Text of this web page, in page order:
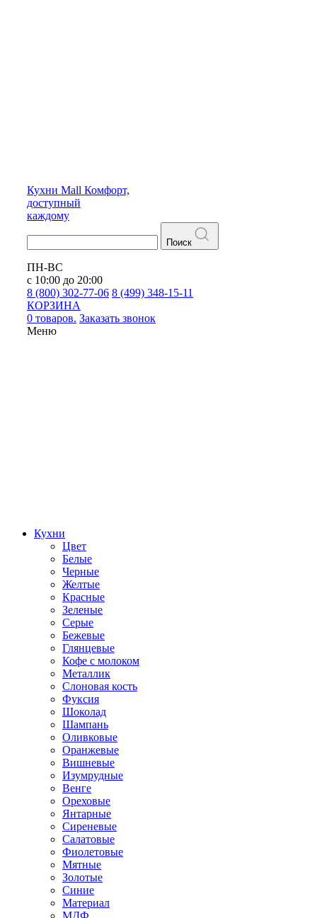
Кухни Mall Комфорт,
доступный
каждому
Поиск
ПН-ВС
с 10:00 до 20:00
8 (800) 302-77-06 8 (499) 348-15-11
КОРЗИНА
0 товаров. Заказать звонок
Меню
Кухни
Цвет
Белые
Черные
Желтые
Красные
Зеленые
Серые
Бежевые
Глянцевые
Кофе с молоком
Металлик
Слоновая кость
Фуксия
Шоколад
Шампань
Оливковые
Оранжевые
Вишневые
Изумрудные
Венге
Ореховые
Янтарные
Сиреневые
Салатовые
Фиолетовые
Мятные
Золотые
Синие
Материал
МДФ